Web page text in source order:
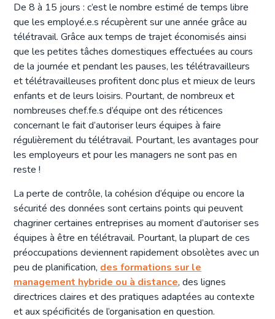
De 8 à 15 jours : c’est le nombre estimé de temps libre
que les employé.e.s récupèrent sur une année grâce au
télétravail. Grâce aux temps de trajet économisés ainsi
que les petites tâches domestiques effectuées au cours
de la journée et pendant les pauses, les télétravailleurs
et télétravailleuses profitent donc plus et mieux de leurs
enfants et de leurs loisirs. Pourtant, de nombreux et
nombreuses chef.fe.s d’équipe ont des réticences
concernant le fait d’autoriser leurs équipes à faire
régulièrement du télétravail. Pourtant, les avantages pour
les employeurs et pour les managers ne sont pas en
reste !
La perte de contrôle, la cohésion d’équipe ou encore la
sécurité des données sont certains points qui peuvent
chagriner certaines entreprises au moment d’autoriser ses
équipes à être en télétravail. Pourtant, la plupart de ces
préoccupations deviennent rapidement obsolètes avec un
peu de planification, des formations sur le
management hybride ou à distance, des lignes
directrices claires et des pratiques adaptées au contexte
et aux spécificités de l’organisation en question.